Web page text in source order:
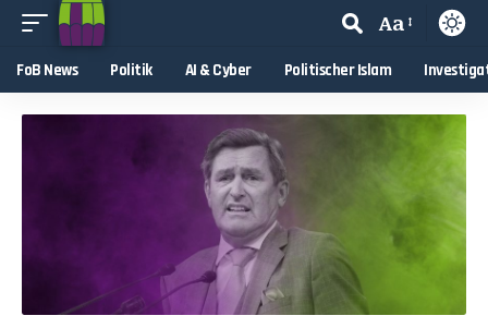
Aa
FoB News Politik AI & Cyber Politischer Islam